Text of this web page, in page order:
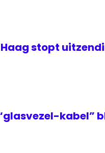
Haag stopt
kabel”